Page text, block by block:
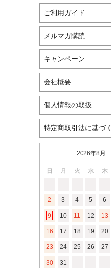
ご利用ガイド
メルマガ購読
キャンペーン
会社概要
個人情報の取扱
特定商取引法に基づ
2026年8月
日 月 火 水 木
2 3 4 5 6
9 10 11 12 13
16 17 18 19 20
23 24 25 26 27
30 31